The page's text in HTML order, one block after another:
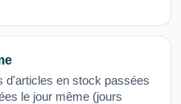
d'articles en stock passées
le jour même (jours